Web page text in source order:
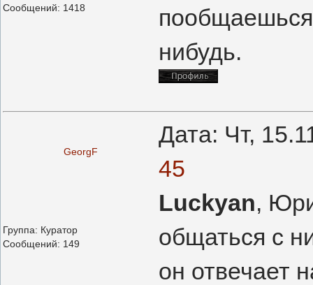
Сообщений: 1418
нибудь.
GeorgF
Дата: Чт,
45
Группа: Куратор
Сообщений: 149
Luckyan,
общаться с
он отвечает